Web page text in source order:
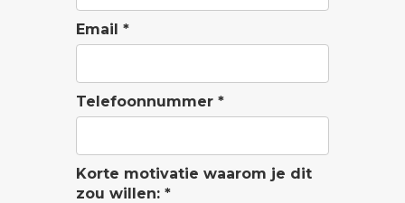
Email *
Telefoonnummer *
Korte motivatie waarom je dit
zou willen: *